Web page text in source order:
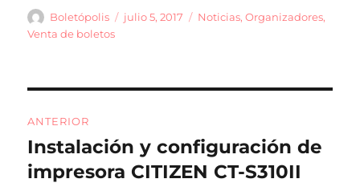
c
e
o
o
k
ai m
rt
Autor
Boletópolis
Publicado
julio 5, 2017 Categorías
Noticias,Organizadores,
Venta de boletos
de
entradas
ANTERIOR
Entrada
anterior:
Instalación y configuración de
impresora CITIZEN CT-S310II